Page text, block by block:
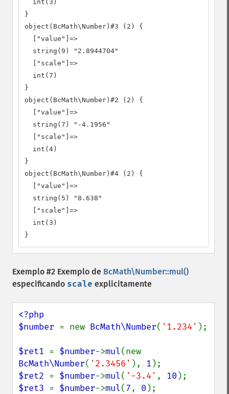
  int(3)
}
object(BcMath\Number)#3 (2) {
  ["value"]=>
  string(9) "2.8944704"
  ["scale"]=>
  int(7)
}
object(BcMath\Number)#2 (2) {
  ["value"]=>
  string(7) "-4.1956"
  ["scale"]=>
  int(4)
}
object(BcMath\Number)#4 (2) {
  ["value"]=>
  string(5) "8.638"
  ["scale"]=>
  int(3)
}
Exemplo #2 Exemplo de BcMath\Number::mul()
especificando scale explicitamente
<?php
$number = new BcMath\Number( '1.234' );
$ret1 = $number->mul
BcMath\Number( '2.3456' ), 1
$ret2 = $number->mul( '-3.4' , 10
$ret3 = $number->mul(7, 0 );